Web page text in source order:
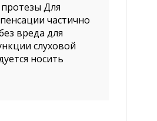
Для
частично
вреда для
слуховой
носить